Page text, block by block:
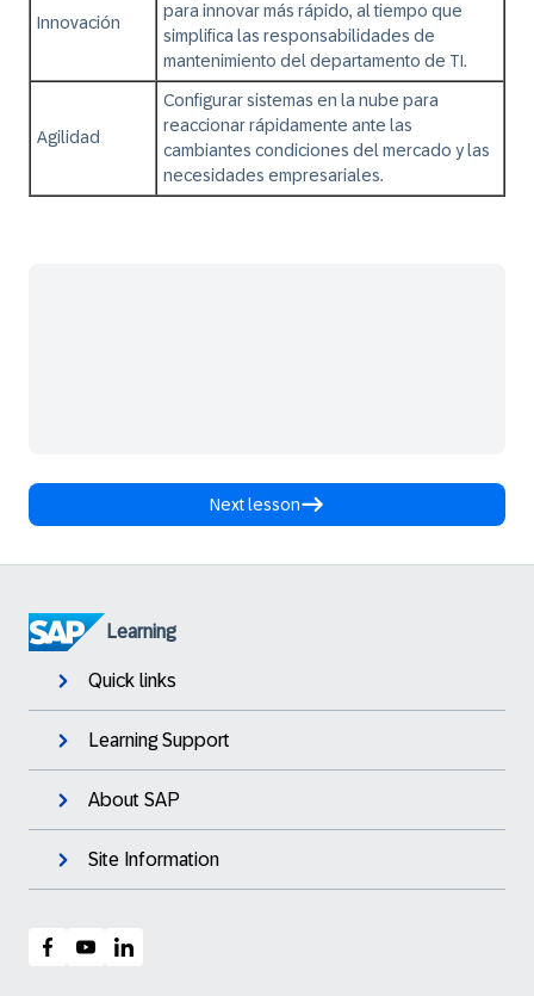
Innovación
para innovar más rápido, al tiempo que
simplifica las responsabilidades de
mantenimiento del departamento de TI.
Agilidad
Configurar sistemas en la nube para
reaccionar rápidamente ante las
cambiantes condiciones del mercado y las
necesidades empresariales.
Next lesson
Learning
Quick links
Learning Support
About SAP
Site Information